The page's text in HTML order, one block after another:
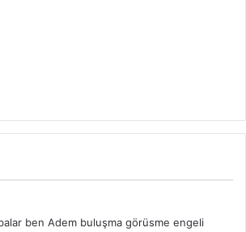
ben Adem buluşma görüsme engeli